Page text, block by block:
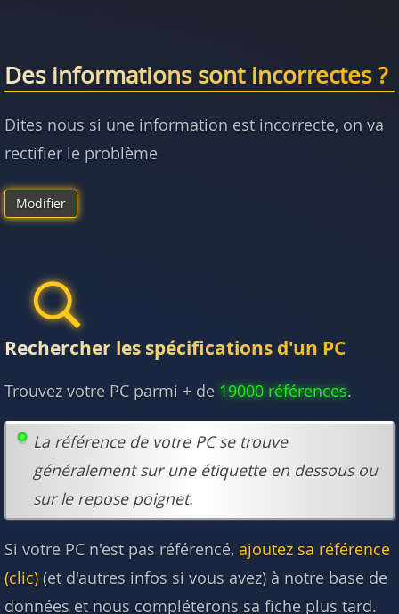
Des informations sont incorrectes ?
Dites nous si une information est incorrecte, on va
rectifier le problème
Modifier
Rechercher les spécifications d'un PC
Trouvez votre PC parmi + de 19000 références.
La référence de votre PC se trouve
généralement sur une étiquette en dessous ou
sur le repose poignet.
Si votre PC n'est pas référencé, ajoutez sa référence
(clic) (et d'autres infos si vous avez) à notre base de
données et nous compléterons sa fiche plus tard.